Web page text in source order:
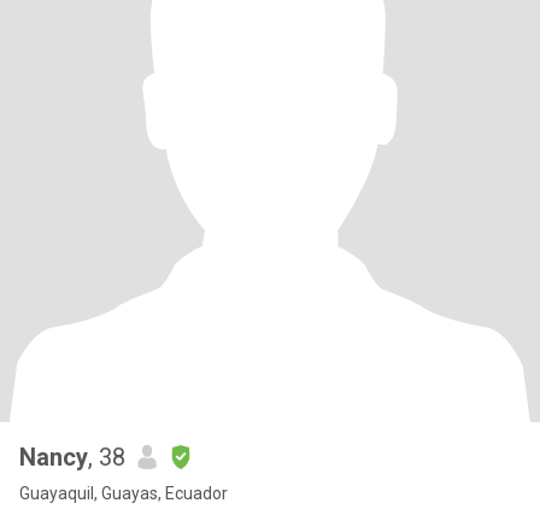
Nancy, 38
Guayaquil, Guayas, Ecuador